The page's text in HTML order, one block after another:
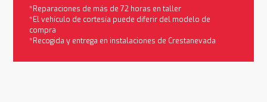
*Reparaciones de más de 72 horas en taller
*El vehículo de cortesía puede diferir del modelo de
compra
*Recogida y entrega en instalaciones de Crestanevada